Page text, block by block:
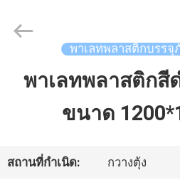
หน้า
สินค้า
สำหรับ
ขนส่ง
All
Rights
พาเลทพลาสติกบรร
พาเลทพลาสติกสี
ขนาด
สถานที่กำเนิด: กวางตุ้ง